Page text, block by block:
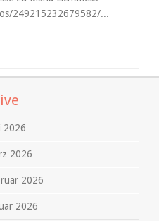
249215232679582/...
2026
2026
2026
2026